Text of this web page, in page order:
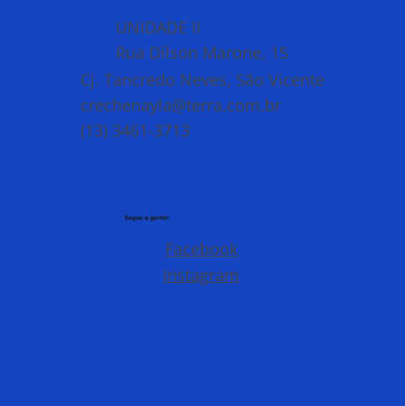
Segue a gente!
Facebook
Instagram
UNIDADE II
Rua Dílson Marone, 15
Cj. Tancredo Neves, São Vicente
crechenayla@terra.com.br
(13) 3461-3713